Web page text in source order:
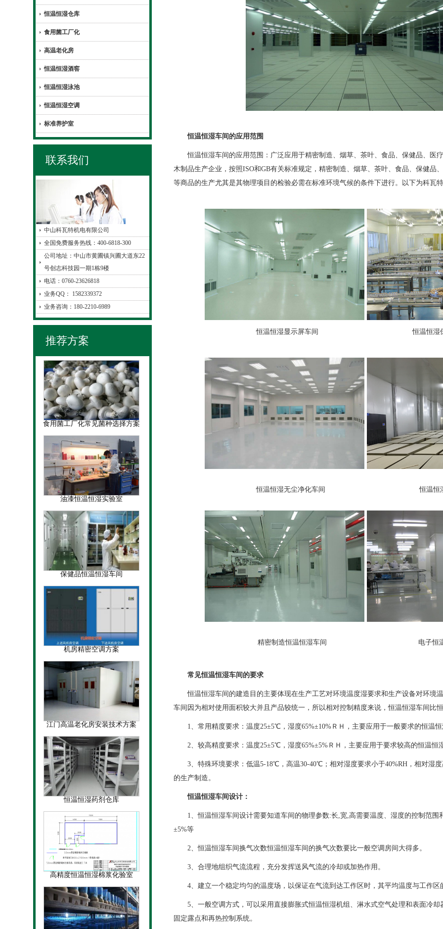
恒温恒湿仓库
食用菌工厂化
高温老化房
恒温恒湿酒窖
恒温恒湿泳池
恒温恒湿空调
标准养护室
联系我们
中山科瓦特机电有限公司
全国免费服务热线：400-6818-300
公司地址：中山市黄圃镇兴圃大道东22
号创志科技园一期1栋9楼
电话：0760-23626818
业务QQ： 1582339372
业务咨询：180-2210-6989
推荐方案
食用菌工厂化常见菌种选择方案
油漆恒温恒湿实验室
保健品恒温恒湿车间
机房精密空调方案
江门高温老化房安装技术方案
恒温恒湿药剂仓库
高精度恒温恒湿棉浆化验室
恒温恒湿车间的应用范围
恒温恒湿车间的应用范围：广泛应用于精密制造、烟草、茶叶、食品、保健品、医
木制品生产企业，按照ISO和GB有关标准规定，精密制造、烟草、茶叶、食品、保健品
等商品的生产尤其是其物理项目的检验必需在标准环境气候的条件下进行。以下为科瓦
恒温恒湿显示屏车间 恒温恒湿保健
恒温恒湿无尘净化车间 恒温恒湿家
精密制造恒温恒湿车间 电子恒温恒
常见恒温恒湿车间的要求
恒温恒湿车间的建造目的主要体现在生产工艺对环境温度湿要求和生产设备对环境
车间因为相对使用面积较大并且产品较统一，所以相对控制精度来说，恒温恒湿车间比
1、常用精度要求：温度25±5℃，湿度65%±10%ＲＨ，主要应用于一般要求的恒温恒
2、较高精度要求：温度25±5℃，湿度65%±5%ＲＨ，主要应用于要求较高的恒温恒
3、特殊环境要求：低温5-18℃，高温30-40℃；相对湿度要求小于40%RH，相对湿度
的生产制造。
恒温恒湿车间设计：
1、恒温恒湿车间设计需要知道车间的物理参数:长,宽,高需要温度、湿度的控制范围
±5%等
2、恒温恒湿车间换气次数恒温恒湿车间的换气次数要比一般空调房间大得多。
3、合理地组织气流流程，充分发挥送风气流的冷却或加热作用。
4、建立一个稳定均匀的温度场，以保证在气流到达工作区时，其平均温度与工作区
5、一般空调方式，可以采用直接膨胀式恒温恒湿机组、淋水式空气处理和表面冷却
固定露点和再热控制系统。